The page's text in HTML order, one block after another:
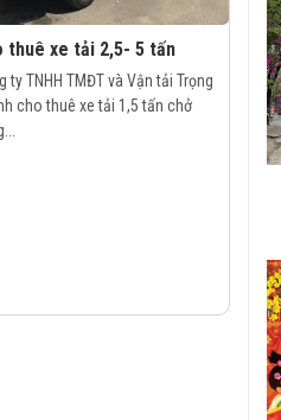
thuê xe tải 2,5- 5 tấn
ty TNHH TMĐT và Vận tải Trọng
cho thuê xe tải 1,5 tấn chở